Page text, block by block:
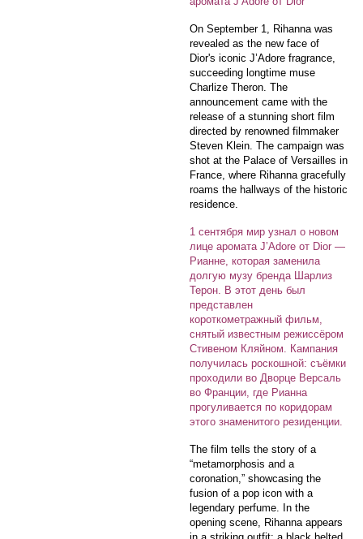
On September 1, Rihanna was
revealed as the new face of
Dior's iconic J’Adore fragrance,
succeeding longtime muse
Charlize Theron. The
announcement came with the
release of a stunning short film
directed by renowned filmmaker
Steven Klein. The campaign was
shot at the Palace of Versailles in
France, where Rihanna gracefully
roams the hallways of the historic
residence.
1 сентября мир узнал о новом
лице аромата J’Adore от Dior —
Рианне, которая заменила
долгую музу бренда Шарлиз
Терон. В этот день был
представлен
короткометражный фильм,
снятый известным режиссёром
Стивеном Кляйном. Кампания
получилась роскошной: съёмки
проходили во Дворце Версаль
во Франции, где Рианна
прогуливается по коридорам
этого знаменитого резиденции.
The film tells the story of a
“metamorphosis and a
coronation,” showcasing the
fusion of a pop icon with a
legendary perfume. In the
opening scene, Rihanna appears